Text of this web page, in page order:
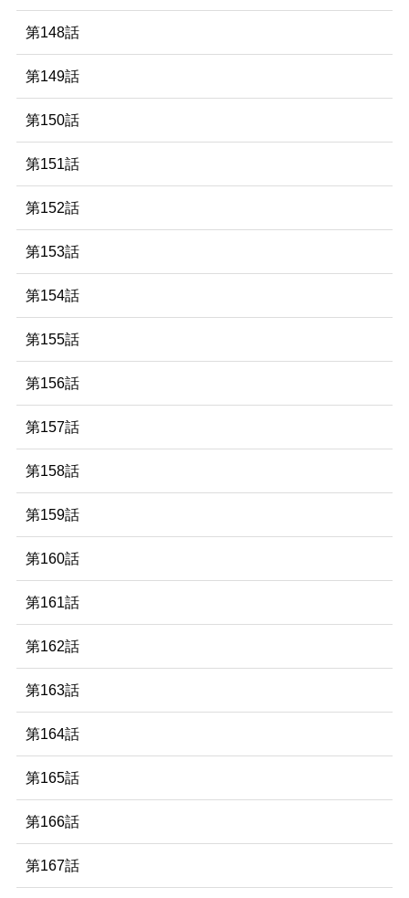
第148話
第149話
第150話
第151話
第152話
第153話
第154話
第155話
第156話
第157話
第158話
第159話
第160話
第161話
第162話
第163話
第164話
第165話
第166話
第167話